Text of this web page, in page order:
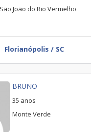
São João do Rio Vermelho
Florianópolis / SC
BRUNO
35 anos
Monte Verde